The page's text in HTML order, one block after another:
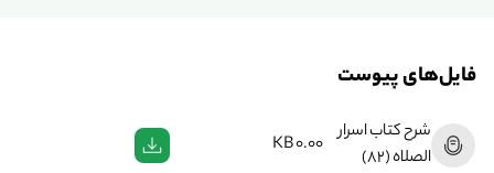
فایل‌های پیوست
شرح کتاب اسرار
الصلاه (82)
0.00 KB